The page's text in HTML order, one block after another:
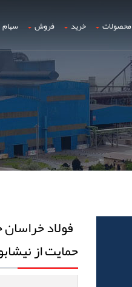
محصولات خرید فروش سهام
فولاد خراسان
حمایت از